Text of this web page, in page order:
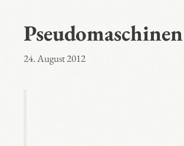
24. August 2012